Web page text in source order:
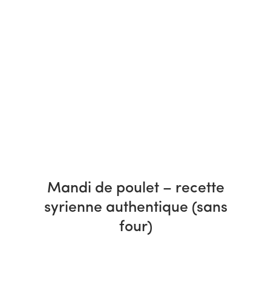
Mandi de poulet – recette
syrienne authentique (sans
four)